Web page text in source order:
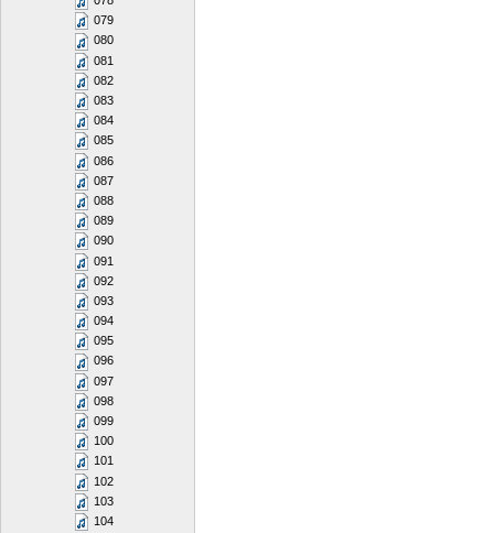
079
080
081
082
083
084
085
086
087
088
089
090
091
092
093
094
095
096
097
098
099
100
101
102
103
104